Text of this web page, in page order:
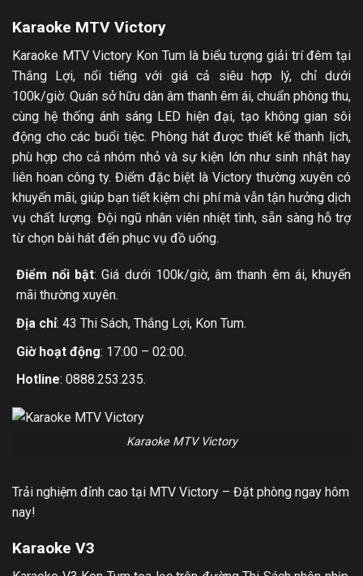
Karaoke MTV Victory
Karaoke MTV Victory Kon Tum là biểu tượng giải trí đêm tại
Thắng Lợi, nổi tiếng với giá cả siêu hợp lý, chỉ dưới
100k/giờ. Quán sở hữu dàn âm thanh êm ái, chuẩn phòng thu,
cùng hệ thống ánh sáng LED hiện đại, tạo không gian sôi
động cho các buổi tiệc. Phòng hát được thiết kế thanh lịch,
phù hợp cho cả nhóm nhỏ và sự kiện lớn như sinh nhật hay
liên hoan công ty. Điểm đặc biệt là Victory thường xuyên có
khuyến mãi, giúp bạn tiết kiệm chi phí mà vẫn tận hưởng dịch
vụ chất lượng. Đội ngũ nhân viên nhiệt tình, sẵn sàng hỗ trợ
từ chọn bài hát đến phục vụ đồ uống.
Điểm nổi bật: Giá dưới 100k/giờ, âm thanh êm ái, khuyến
mãi thường xuyên.
Địa chỉ: 43 Thi Sách, Thắng Lợi, Kon Tum.
Giờ hoạt động: 17:00 – 02:00.
Hotline: 0888.253.235.
Karaoke MTV Victory
Trải nghiệm đỉnh cao tại MTV Victory – Đặt phòng ngay hôm
nay!
Karaoke V3